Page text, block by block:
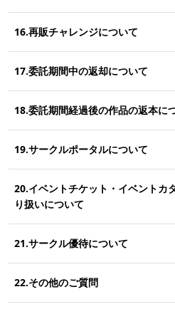
16.再販チャレンジについて
17.委託期間中の返却について
18.委託期間経過後の作品の返本に
19.サークルポータルについて
20.イベントチケット・イベントカ
り扱いについて
21.サークル優待について
22.その他のご質問